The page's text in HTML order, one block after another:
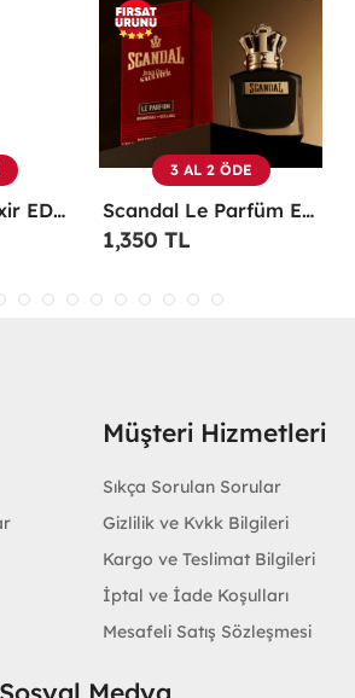
Scandal Le Parfüm EDP 100 ML Erkek Parfüm -
3 AL 2 ÖDE
Christian Dior Sauvage EDP 100 ML Erkek Parfüm - CDDS
1,100 TL
Müşteri Hizmetleri
Sıkça Sorulan Sorular
Gizlilik ve Kvkk Bilgileri
Kargo ve Teslimat Bilgileri
İptal ve İade Koşulları
Mesafeli Satış Sözleşmesi
Sosyal Medya